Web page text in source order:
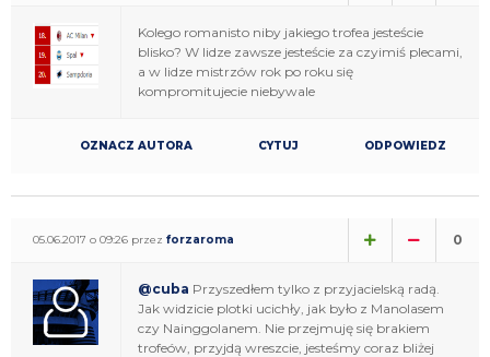
Kolego romanisto niby jakiego trofea jesteście
blisko? W lidze zawsze jesteście za czyimiś plecami,
a w lidze mistrzów rok po roku się
kompromitujecie niebywale
OZNACZ AUTORA CYTUJ ODPOWIEDZ
05.06.2017 o 09:26 przez forzaroma 0
@cuba Przyszedłem tylko z przyjacielską radą.
Jak widzicie plotki ucichły, jak było z Manolasem
czy Nainggolanem. Nie przejmuję się brakiem
trofeów, przyjdą wreszcie, jesteśmy coraz bliżej